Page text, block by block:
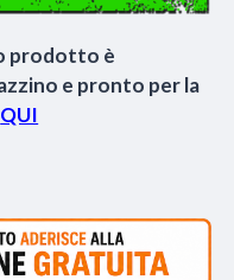
prodotto è
e pronto per la
QUI